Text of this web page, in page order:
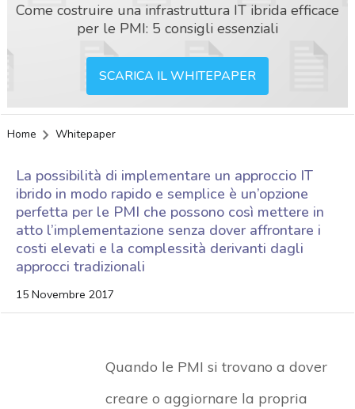
Come costruire una infrastruttura IT ibrida efficace
per le PMI: 5 consigli essenziali
SCARICA IL WHITEPAPER
Home Whitepaper
La possibilità di implementare un approccio IT
ibrido in modo rapido e semplice è un’opzione
perfetta per le PMI che possono così mettere in
atto l’implementazione senza dover affrontare i
costi elevati e la complessità derivanti dagli
approcci tradizionali
15 Novembre 2017
Quando le PMI si trovano a dover
creare o aggiornare la propria